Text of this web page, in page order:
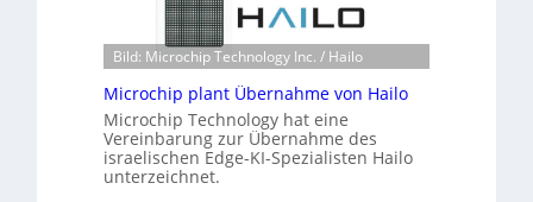
r
e
a
c
t
s
S
o
n
e
ü
b
e
r
n
Bild: Microchip Technology Inc. / Hailo
Microchip plant Übernahme von Hailo
Microchip Technology hat eine
Vereinbarung zur Übernahme des
israelischen Edge-KI-Spezialisten Hailo
unterzeichnet.